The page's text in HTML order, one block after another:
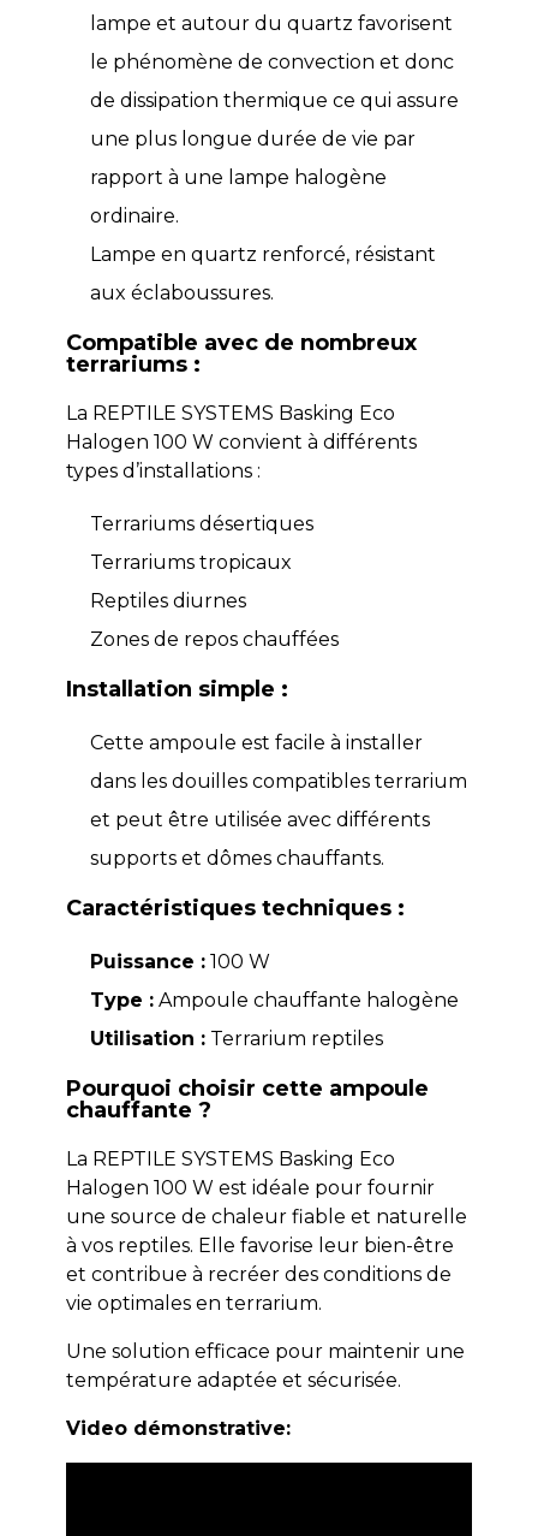
lampe et autour du quartz favorisent
le phénomène de convection et donc
de dissipation thermique ce qui assure
une plus longue durée de vie par
rapport à une lampe halogène
ordinaire.
Lampe en quartz renforcé, résistant
aux éclaboussures.
Compatible avec de nombreux
terrariums :
La REPTILE SYSTEMS Basking Eco
Halogen 100 W convient à différents
types d’installations :
Terrariums désertiques
Terrariums tropicaux
Reptiles diurnes
Zones de repos chauffées
Installation simple :
Cette ampoule est facile à installer
dans les douilles compatibles terrarium
et peut être utilisée avec différents
supports et dômes chauffants.
Caractéristiques techniques :
Puissance :100 W
Type :Ampoule chauffante halogène
Utilisation :Terrarium reptiles
Pourquoi choisir cette ampoule
chauffante ?
La REPTILE SYSTEMS Basking Eco
Halogen 100 W est idéale pour fournir
une source de chaleur fiable et naturelle
à vos reptiles. Elle favorise leur bien-être
et contribue à recréer des conditions de
vie optimales en terrarium.
Une solution efficace pour maintenir une
température adaptée et sécurisée.
Video démonstrative: